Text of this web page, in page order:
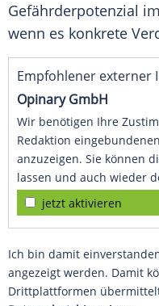
Gefährderpotenzial
wenn es konkrete
Empfohlener externer
Opinary GmbH
Wir benötigen Ihre
Redaktion
anzuzeigen. Sie können
lassen und auch wieder
jetzt aktivieren
Ich bin damit
angezeigt werden. Damit
Drittplattformen